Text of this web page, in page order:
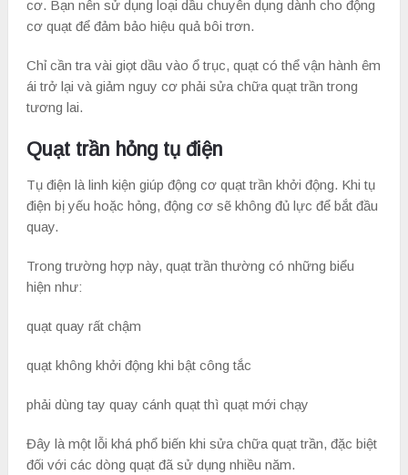
cơ. Bạn nên sử dụng loại dầu chuyên dụng dành cho động
cơ quạt để đảm bảo hiệu quả bôi trơn.
Chỉ cần tra vài giọt dầu vào ổ trục, quạt có thể vận hành êm
ái trở lại và giảm nguy cơ phải sửa chữa quạt trần trong
tương lai.
Quạt trần hỏng tụ điện
Tụ điện là linh kiện giúp động cơ quạt trần khởi động. Khi tụ
điện bị yếu hoặc hỏng, động cơ sẽ không đủ lực để bắt đầu
quay.
Trong trường hợp này, quạt trần thường có những biểu
hiện như:
quạt quay rất chậm
quạt không khởi động khi bật công tắc
phải dùng tay quay cánh quạt thì quạt mới chạy
Đây là một lỗi khá phổ biến khi sửa chữa quạt trần, đặc biệt
đối với các dòng quạt đã sử dụng nhiều năm.